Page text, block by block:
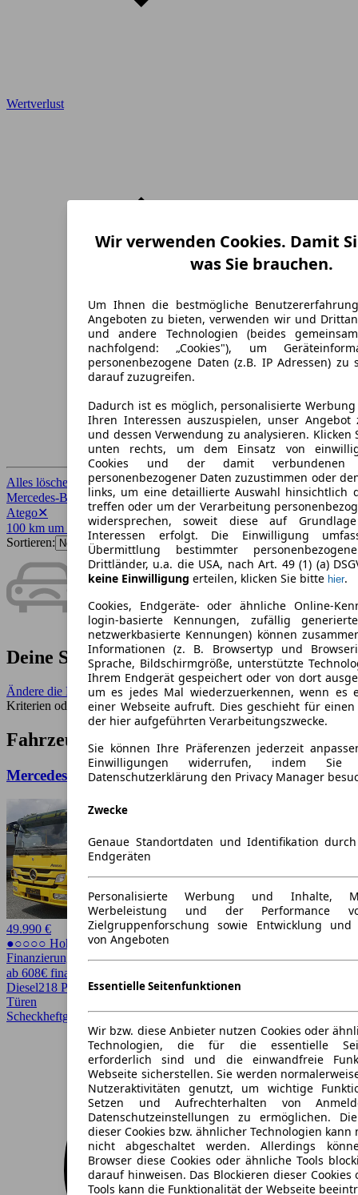
Wir verwenden Cookies. Damit
was Sie brauchen.
Um Ihnen die bestmögliche
Angeboten zu bieten, verwenden wir und
und andere Technologien (beides
nachfolgend: „Cookies"), um
personenbezogene Daten (z.B. IP Adressen) zu
darauf zuzugreifen.
Dadurch ist es möglich, personalisierte
Ihren Interessen auszuspielen, unser Angebot
und dessen Verwendung zu analysieren. Klicken
unten rechts, um dem Einsatz von
Cookies und der damit verbundenen
personenbezogener Daten zuzustimmen oder
links, um eine detaillierte Auswahl hinsichtlich
treffen oder um der Verarbeitung
widersprechen, soweit diese auf
Interessen erfolgt. Die Einwilligung
Übermittlung bestimmter
Drittländer, u.a. die USA, nach Art. 49 (1) (a)
keine Einwilligung erteilen, klicken Sie bitte hier.
Cookies, Endgeräte- oder ähnliche Online-
login-basierte Kennungen, zufällig
netzwerkbasierte Kennungen) können
Informationen (z. B. Browsertyp und
Sprache, Bildschirmgröße, unterstützte
Ihrem Endgerät gespeichert oder von dort
um es jedes Mal wiederzuerkennen, wenn es
einer Webseite aufruft. Dies geschieht für
der hier aufgeführten Verarbeitungszwecke.
Sie können Ihre Präferenzen jederzeit
Einwilligungen widerrufen, indem
Datenschutzerklärung den Privacy Manager
Zwecke
Genaue Standortdaten und Identifikation
Endgeräten
Personalisierte Werbung und Inhalte,
Werbeleistung und der Performance
Zielgruppenforschung sowie Entwicklung und
von Angeboten
Essentielle Seitenfunktionen
Wir bzw. diese Anbieter nutzen Cookies oder
Technologien, die für die essentielle
erforderlich sind und die einwandfreie
Webseite sicherstellen. Sie werden
Nutzeraktivitäten genutzt, um wichtige
Setzen und Aufrechterhalten von
Datenschutzeinstellungen zu ermöglichen.
dieser Cookies bzw. ähnlicher Technologien kann
nicht abgeschaltet werden. Allerdings
Browser diese Cookies oder ähnliche Tools
darauf hinweisen. Das Blockieren dieser
Tools kann die Funktionalität der Webseite
Wertverlust
Alles löschen
Mercedes-Benz
✕
Atego✕
100 km um 1067✕
Sortieren:
Deine Suche ergab keine Treffer.
Ändere die Filter- Benutze einen größeren Umkreis, weniger
Kriterien oder entferne seltene Merkmale.
Fahrzeuge ähnlich zur Suche:
Mercedes-Benz Atego Atego
49.990 €
●○○○○ Hoher Preis
Finanzierung möglich
ab 608€ finanzieren ↗
Diesel218 PS (160 kW)228.500 kmEZ 06/2011
Türen
Scheckheftgepflegt